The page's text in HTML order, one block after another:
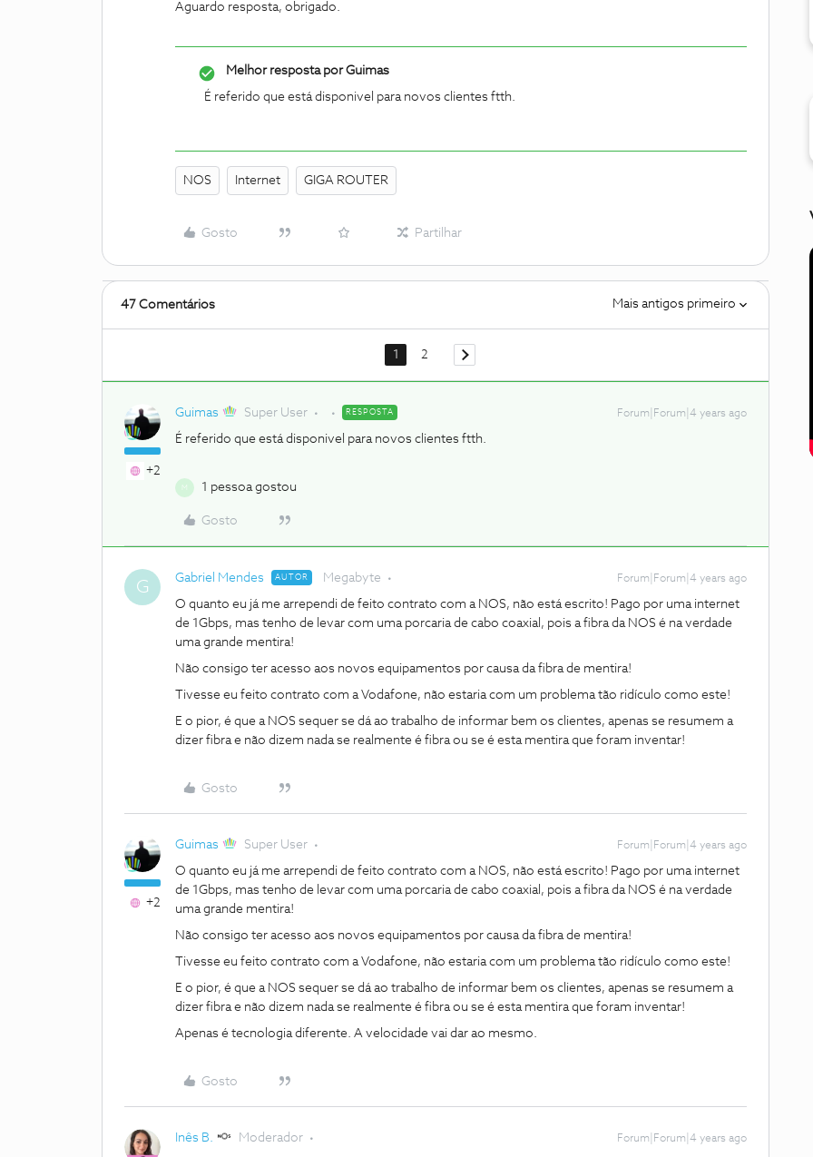
Aguardo resposta, obrigado.
Melhor resposta porGuimas
É referido que está disponivel para novos clientes ftth.
NOS Internet GIGA ROUTER
Gosto Partilhar
47 Comentários Mais antigos primeiro
1 2
+2
Guimas Super User RESPOSTA Forum|Forum|4 years ago
É referido que está disponivel para novos clientes ftth.
M 1 pessoa gostou
Gosto
G Gabriel Mendes AUTOR Megabyte Forum|Forum|4 years ago
O quanto eu já me arrependi de feito contrato com a NOS, não está escrito! Pago por uma internet
de 1Gbps, mas tenho de levar com uma porcaria de cabo coaxial, pois a fibra da NOS é na verdade
uma grande mentira!
Não consigo ter acesso aos novos equipamentos por causa da fibra de mentira!
Tivesse eu feito contrato com a Vodafone, não estaria com um problema tão ridículo como este!
E o pior, é que a NOS sequer se dá ao trabalho de informar bem os clientes, apenas se resumem a
dizer fibra e não dizem nada se realmente é fibra ou se é esta mentira que foram inventar!
Gosto
+2
Guimas Super User Forum|Forum|4 years ago
O quanto eu já me arrependi de feito contrato com a NOS, não está escrito! Pago por uma internet
de 1Gbps, mas tenho de levar com uma porcaria de cabo coaxial, pois a fibra da NOS é na verdade
uma grande mentira!
Não consigo ter acesso aos novos equipamentos por causa da fibra de mentira!
Tivesse eu feito contrato com a Vodafone, não estaria com um problema tão ridículo como este!
E o pior, é que a NOS sequer se dá ao trabalho de informar bem os clientes, apenas se resumem a
dizer fibra e não dizem nada se realmente é fibra ou se é esta mentira que foram inventar!
Apenas é tecnologia diferente. A velocidade vai dar ao mesmo.
Gosto
Inês B. Moderador Forum|Forum|4 years ago